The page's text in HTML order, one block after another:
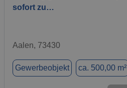
sofort zu…
Aalen, 73430
Gewerbeobjekt ca. 500,00 m²